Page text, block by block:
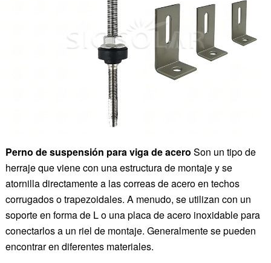
Perno de suspensión para viga de acero Son un tipo de
herraje que viene con una estructura de montaje y se
atornilla directamente a las correas de acero en techos
corrugados o trapezoidales. A menudo, se utilizan con un
soporte en forma de L o una placa de acero inoxidable para
conectarlos a un riel de montaje. Generalmente se pueden
encontrar en diferentes materiales.